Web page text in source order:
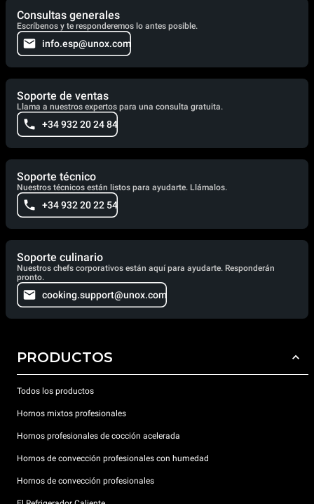
Consultas generales
Escríbenos y te responderemos lo antes posible.
info.esp@unox.com
Soporte de ventas
Llama a nuestros expertos para una consulta gratuita.
+34 932 20 24 84
Soporte técnico
Nuestros técnicos están listos para ayudarte. Llámalos.
+34 932 20 22 54
Soporte culinario
Nuestros chefs corporativos están aquí para ayudarte. Responderán
pronto.
cooking.support@unox.com
PRODUCTOS
Todos los productos
Hornos mixtos profesionales
Hornos profesionales de cocción acelerada
Hornos de convección profesionales con humedad
Hornos de convección profesionales